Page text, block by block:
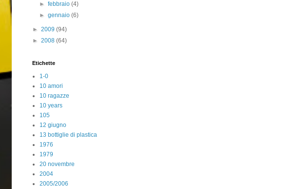
►febbraio(4)
►gennaio(6)
► 2009 (94)
► 2008 (64)
Etichette
1-0
10 amori
10 ragazze
10 years
105
12 giugno
13 bottiglie di plastica
1976
1979
20 novembre
2004
2005/2006